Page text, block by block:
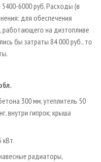
6000 руб. Расходы (в
для обеспечения
на дизтопливе
бы затраты 84 000 руб., то
300 мм, утеплитель 50
внутри гипрок; крыша
кВт.
радиаторы,